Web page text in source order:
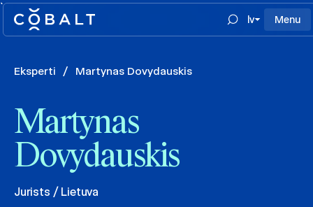
`
lv
Menu
Eksperti / Martynas Dovydauskis
Martynas
Dovydauskis
Jurists / Lietuva